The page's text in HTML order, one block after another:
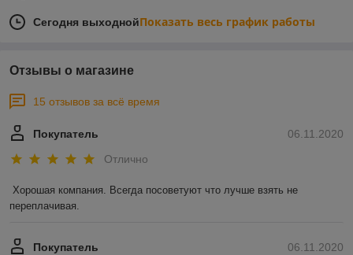
Сегодня выходнойПоказать весь график работы
Отзывы о магазине
15 отзывов за всё время
06.11.2020
Покупатель
Отлично
Хорошая компания. Всегда посоветуют что лучше взять не
переплачивая.
06.11.2020
Покупатель